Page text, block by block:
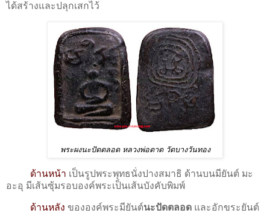
ได้สร้างและปลุกเสกไว้
พระผงนะปัดตลอด หลวงพ่อตาด วัดบางวันทอง
ด้านหน้า เป็นรูปพระพุทธนั่งปางสมาธิ ด้านบนมียันต์ มะ
อะอุ มีเส้นซุ้มรอบองค์พระเป็นเส้นบังคับพิมพ์
ด้านหลัง ขององค์พระมียันต์นะปัดตลอด และอักขระยันต์